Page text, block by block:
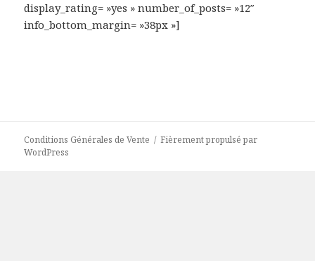
display_rating= »yes » number_of_posts= »12″
info_bottom_margin= »38px »]
Conditions Générales de Vente
Fièrement propulsé par
WordPress